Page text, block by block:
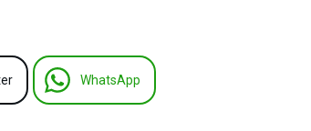
WhatsApp